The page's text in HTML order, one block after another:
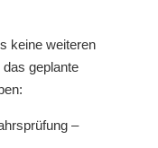
keine weiteren
geplante
–